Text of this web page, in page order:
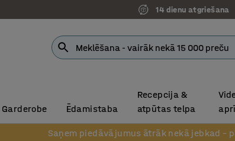
14 dienu atgriešana
Garderobe Ēdamistaba
Recepcija &
atpūtas telpa
Saņem piedāvājumus ātrāk nekā jebkad –